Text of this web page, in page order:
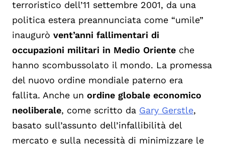
terroristico dell’11 settembre 2001, da una
politica estera preannunciata come “umile”
inaugurò vent’anni fallimentari di
occupazioni militari in Medio Oriente che
hanno scombussolato il mondo. La promessa
del nuovo ordine mondiale paterno era
fallita. Anche un ordine globale economico
neoliberale, come scritto da Gary Gerstle,
basato sull’assunto dell’infallibilità del
mercato e sulla necessità di minimizzare le